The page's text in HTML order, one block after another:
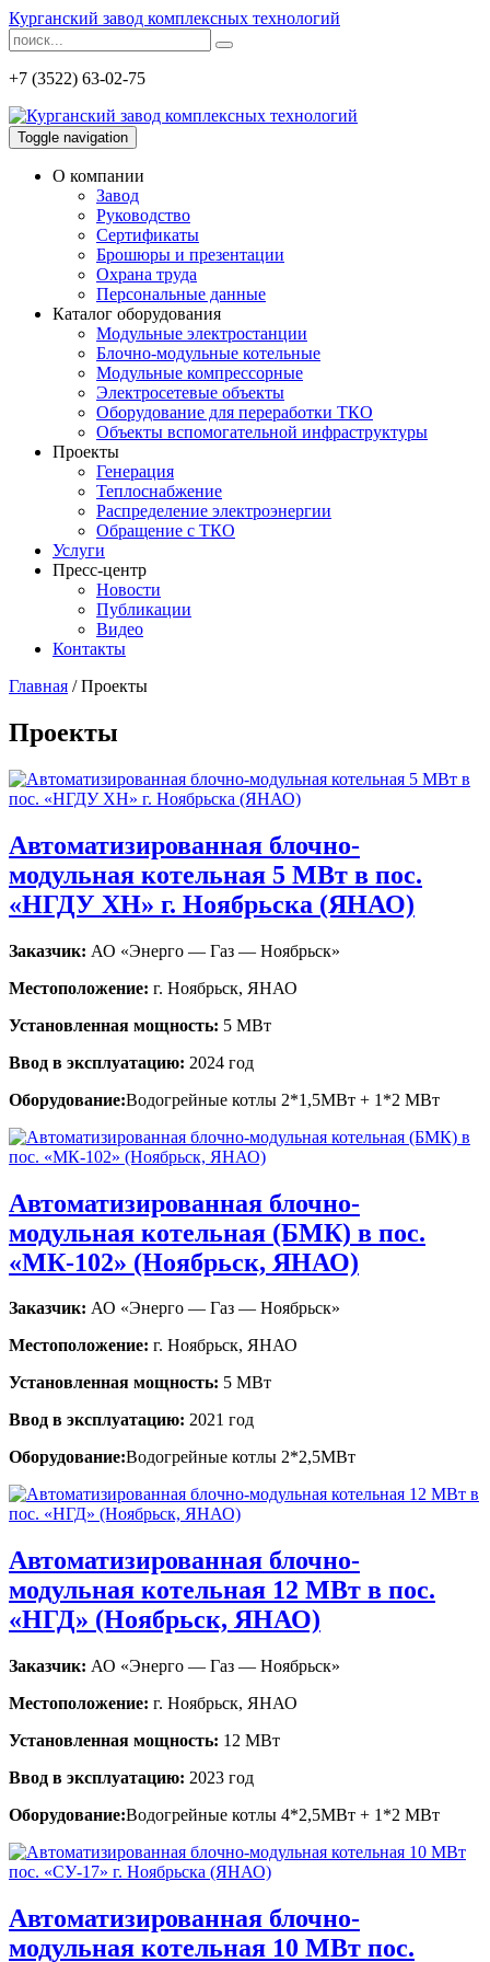
Курганский завод комплексных технологий
+7 (3522) 63-02-75
Toggle navigation
О компании
Завод
Руководство
Сертификаты
Брошюры и презентации
Охрана труда
Персональные данные
Каталог оборудования
Модульные электростанции
Блочно-модульные котельные
Модульные компрессорные
Электросетевые объекты
Оборудование для переработки ТКО
Объекты вспомогательной инфраструктуры
Проекты
Генерация
Теплоснабжение
Распределение электроэнергии
Обращение с ТКО
Услуги
Пресс-центр
Новости
Публикации
Видео
Контакты
Главная / Проекты
Проекты
Автоматизированная блочно-
модульная котельная 5 МВт в пос.
«НГДУ ХН» г. Ноябрьска (ЯНАО)
Заказчик: АО «Энерго — Газ — Ноябрьск»
Местоположение: г. Ноябрьск, ЯНАО
Установленная мощность: 5 МВт
Ввод в эксплуатацию: 2024 год
Оборудование:Водогрейные котлы 2*1,5МВт + 1*2 МВт
Автоматизированная блочно-
модульная котельная (БМК) в пос.
«МК-102» (Ноябрьск, ЯНАО)
Заказчик: АО «Энерго — Газ — Ноябрьск»
Местоположение: г. Ноябрьск, ЯНАО
Установленная мощность: 5 МВт
Ввод в эксплуатацию: 2021 год
Оборудование:Водогрейные котлы 2*2,5МВт
Автоматизированная блочно-
модульная котельная 12 МВт в пос.
«НГД» (Ноябрьск, ЯНАО)
Заказчик: АО «Энерго — Газ — Ноябрьск»
Местоположение: г. Ноябрьск, ЯНАО
Установленная мощность: 12 МВт
Ввод в эксплуатацию: 2023 год
Оборудование:Водогрейные котлы 4*2,5МВт + 1*2 МВт
Автоматизированная блочно-
модульная котельная 10 МВт пос.